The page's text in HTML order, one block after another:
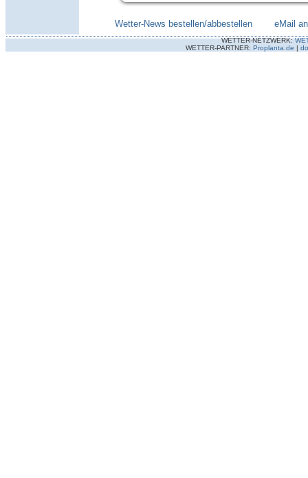
Wetter-News bestellen/abbestellen eMail
WETTER-NETZWERK:
WETTER-PARTNER: Proplanta.de |